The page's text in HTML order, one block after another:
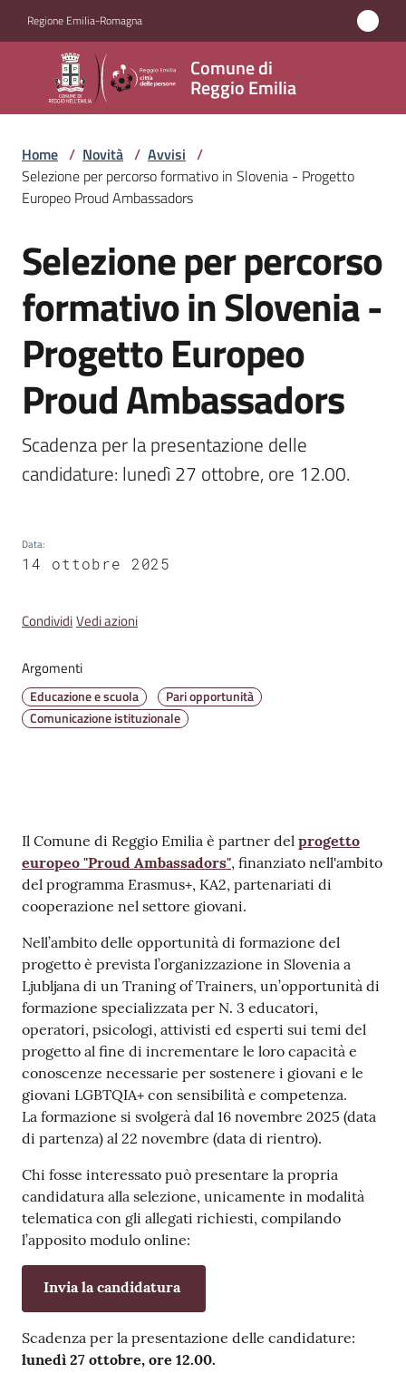
Regione Emilia-Romagna
Comune di
Reggio Emilia
Comune
di
Reggio
Emilia
Servizi
Novità
Menu selezionato
Vivere
Reggio
Emilia
gli
argomenti
T
r
i
s
m
e
n
t
i
Seguici
su
Home / Novità / Avvisi /
Selezione per percorso formativo in Slovenia - Progetto
Europeo Proud Ambassadors
Salta al contenuto
Selezione per percorso
formativo in Slovenia -
Progetto Europeo
Proud Ambassadors
Scadenza per la presentazione delle
candidature: lunedì 27 ottobre, ore 12.00.
Data:
14 ottobre 2025
CondividiVedi azioni
Argomenti
Educazione e scuola
Pari opportunità
Comunicazione istituzionale
Contenuto
Il Comune di Reggio Emilia è partner del progetto
europeo "Proud Ambassadors", finanziato nell'ambito
del programma Erasmus+, KA2, partenariati di
cooperazione nel settore giovani.
Nell’ambito delle opportunità di formazione del
progetto è prevista l’organizzazione in Slovenia a
Ljubljana di un Traning of Trainers, un’opportunità di
formazione specializzata per N. 3 educatori,
operatori, psicologi, attivisti ed esperti sui temi del
progetto al fine di incrementare le loro capacità e
conoscenze necessarie per sostenere i giovani e le
giovani LGBTQIA+ con sensibilità e competenza.
La formazione si svolgerà dal 16 novembre 2025 (data
di partenza) al 22 novembre (data di rientro).
Chi fosse interessato può presentare la propria
candidatura alla selezione, unicamente in modalità
telematica con gli allegati richiesti, compilando
l’apposito modulo online:
Invia la candidatura
Scadenza per la presentazione delle candidature:
lunedì 27 ottobre, ore 12.00.